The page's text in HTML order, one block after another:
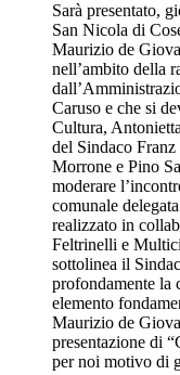
Sarà presentato,
San Nicola di
Maurizio de
nell’ambito della
Caruso e che si
Cultura,
del Sindaco
Morrone e Pino
moderare
comunale
realizzato in
Feltrinelli e
sottolinea il
profondamente la
elemento
Maurizio de
presentazione di
per noi motivo di